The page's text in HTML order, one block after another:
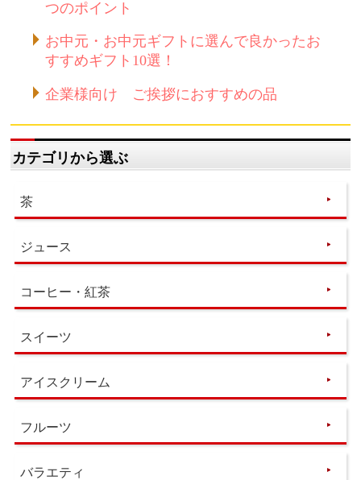
つのポイント
お中元・お中元ギフトに選んで良かったお
すすめギフト10選！
企業様向け ご挨拶におすすめの品
カテゴリから選ぶ
茶
ジュース
コーヒー・紅茶
スイーツ
アイスクリーム
フルーツ
バラエティ